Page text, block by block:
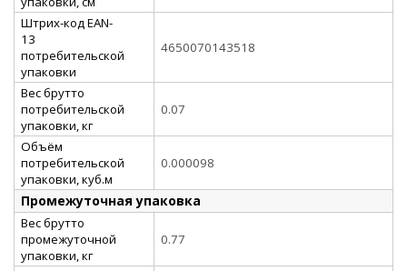
Штрих-код EAN-
13
потребительской
упаковки
4650070143518
Вес брутто
потребительской
упаковки, кг
0.07
Объём
потребительской
упаковки, куб.м
0.000098
Промежуточная упаковка
Вес брутто
промежуточной
упаковки, кг
0.77